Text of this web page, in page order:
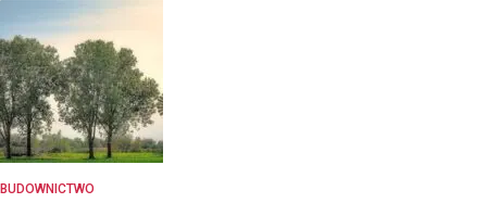
BUDOWNICTWO